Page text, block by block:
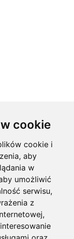
cookie
cookie i
aby
w
umożliwić
serwisu,
z
,